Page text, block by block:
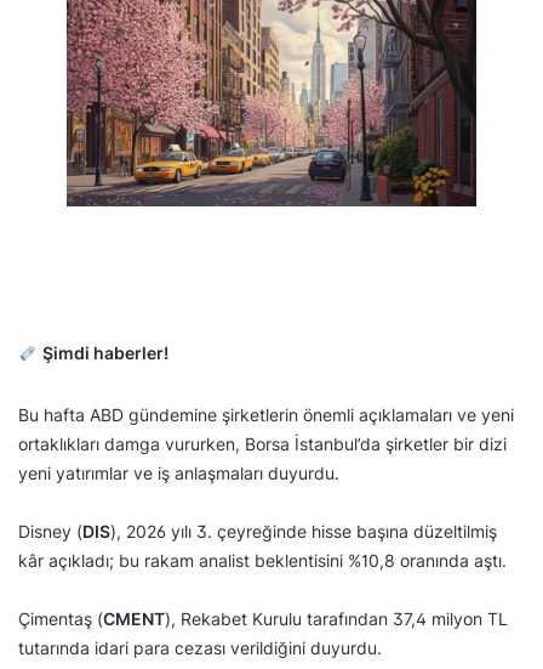
Şimdi haberler!
Bu hafta ABD gündemine şirketlerin önemli açıklamaları ve yeni
ortaklıkları damga vururken, Borsa İstanbul’da şirketler bir dizi
yeni yatırımlar ve iş anlaşmaları duyurdu.
Disney (DIS), 2026 yılı 3. çeyreğinde hisse başına düzeltilmiş
kâr açıkladı; bu rakam analist beklentisini %10,8 oranında aştı.
Çimentaş (CMENT), Rekabet Kurulu tarafından 37,4 milyon TL
tutarında idari para cezası verildiğini duyurdu.